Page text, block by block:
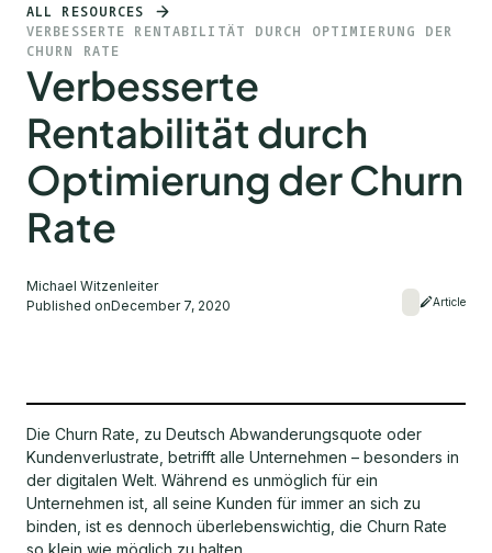
ALL RESOURCES
VERBESSERTE RENTABILITÄT DURCH OPTIMIERUNG DER
CHURN RATE
Verbesserte
Rentabilität durch
Optimierung der Churn
Rate
Michael Witzenleiter
Published onDecember 7, 2020 Article
Die Churn Rate, zu Deutsch Abwanderungsquote oder
Kundenverlustrate, betrifft alle Unternehmen – besonders in
der digitalen Welt. Während es unmöglich für ein
Unternehmen ist, all seine Kunden für immer an sich zu
binden, ist es dennoch überlebenswichtig, die Churn Rate